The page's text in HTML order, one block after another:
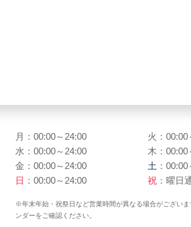
月：00:00～24:00
火：00:00
水：00:00～24:00
木：00:00
金：00:00～24:00
土 ：
日 ：00:00～24:00 祝 ：曜日
※年末年始・祝祭日など営業時間が異なる場合がござい
ンダーをご確認ください。